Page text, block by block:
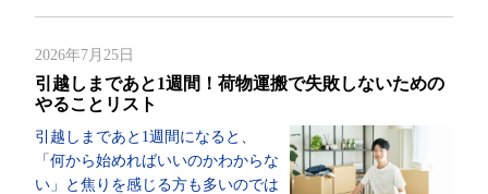
2026年7月25日
引越しまであと1週間！荷物運搬で失敗しないための
やることリスト
引越しまであと1週間になると、
「何から始めればいいのかわからな
い」と焦りを感じる方も多いのでは